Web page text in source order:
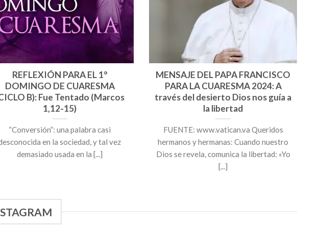
REFLEXIÓN PARA EL 1°
DOMINGO DE CUARESMA
B): Fue Tentado (Marcos
1,12-15)
“Conversión”: una palabra casi
en la sociedad, y tal vez
demasiado usada en la [...]
MENSAJE DEL PAPA FRANCISCO
PARA LA CUARESMA 2024: A
través del desierto Dios nos guía a
la libertad
FUENTE: www.vatican.va Queridos
hermanos y hermanas: Cuando nuestro
Dios se revela, comunica la libertad: «Yo
[...]